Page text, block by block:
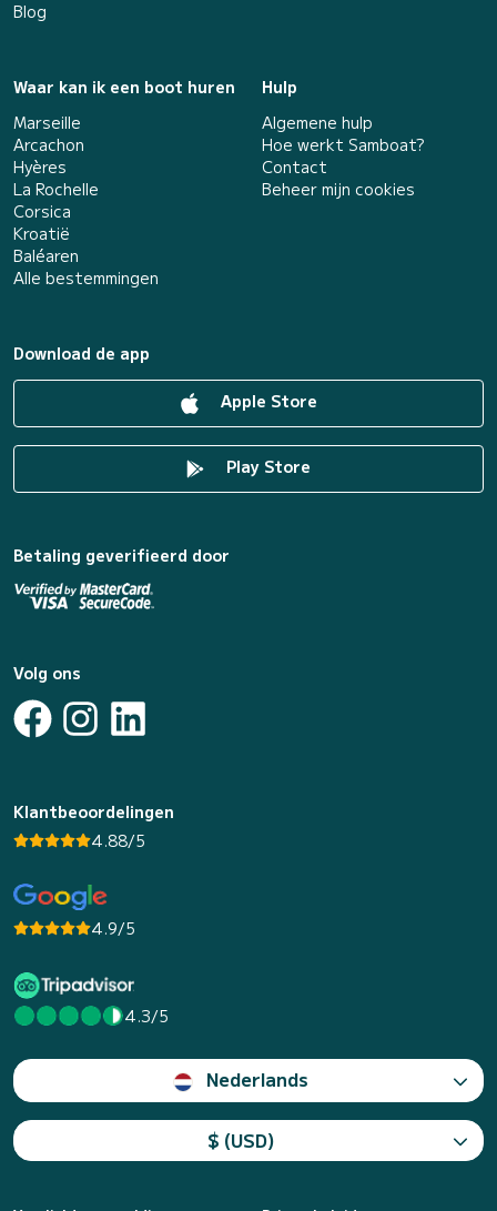
Blog
Waar kan ik een boot huren
Marseille
Arcachon
Hyères
La Rochelle
Corsica
Kroatië
Baléaren
Alle bestemmingen
Hulp
Algemene hulp
Hoe werkt Samboat?
Contact
Beheer mijn cookies
Download de app
Apple Store
Play Store
Betaling geverifieerd door
Volg ons
Klantbeoordelingen
4.88/5
4.9/5
4.3/5
Nederlands
$ (USD)